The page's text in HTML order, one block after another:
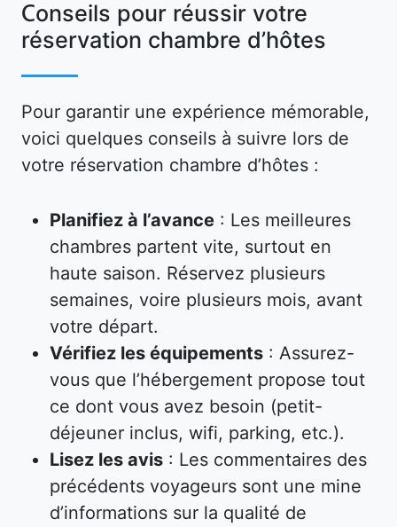
Conseils pour réussir votre
réservation chambre d’hôtes
Pour garantir une expérience mémorable,
voici quelques conseils à suivre lors de
votre réservation chambre d’hôtes :
Planifiez à l’avance : Les meilleures
chambres partent vite, surtout en
haute saison. Réservez plusieurs
semaines, voire plusieurs mois, avant
votre départ.
Vérifiez les équipements : Assurez-
vous que l’hébergement propose tout
ce dont vous avez besoin (petit-
déjeuner inclus, wifi, parking, etc.).
Lisez les avis : Les commentaires des
précédents voyageurs sont une mine
d’informations sur la qualité de